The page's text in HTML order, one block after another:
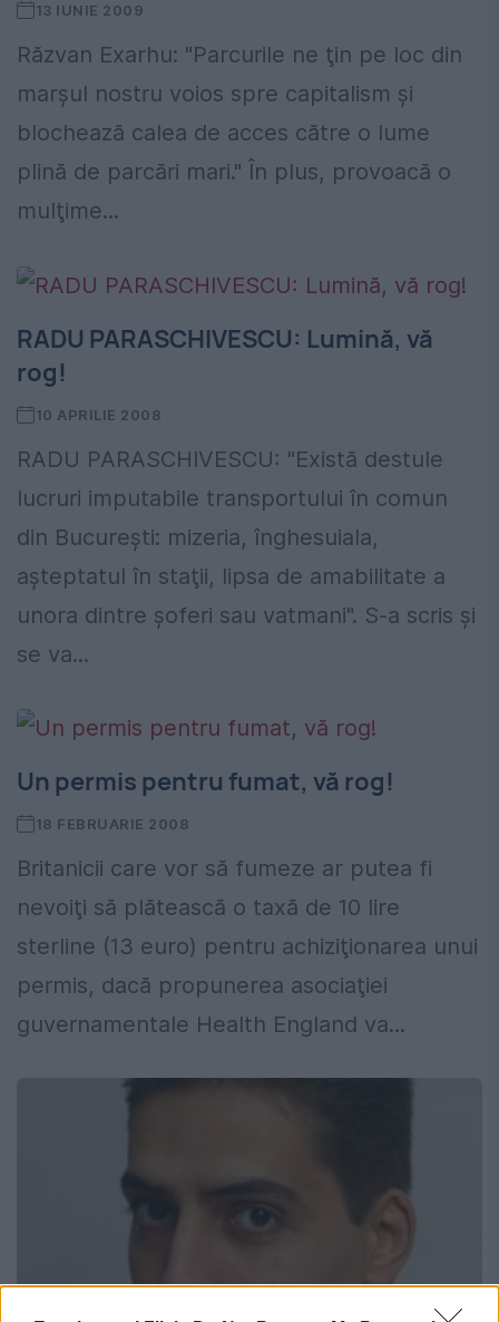
13 IUNIE 2009
Răzvan Exarhu: "Parcurile ne ţin pe loc din
marşul nostru voios spre capitalism şi
blochează calea de acces către o lume
plină de parcări mari." În plus, provoacă o
mulţime...
RADU PARASCHIVESCU: Lumină, vă
rog!
10 APRILIE 2008
RADU PARASCHIVESCU: "Există destule
lucruri imputabile transportului în comun
din Bucureşti: mizeria, înghesuiala,
aşteptatul în staţii, lipsa de amabilitate a
unora dintre şoferi sau vatmani". S-a scris şi
se va...
Un permis pentru fumat, vă rog!
18 FEBRUARIE 2008
Britanicii care vor să fumeze ar putea fi
nevoiţi să plătească o taxă de 10 lire
sterline (13 euro) pentru achiziţionarea unui
permis, dacă propunerea asociaţiei
guvernamentale Health England va...